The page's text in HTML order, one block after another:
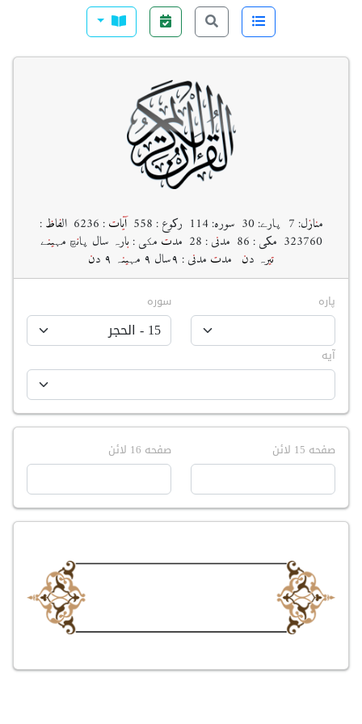
منازل: 7 پارے: 30 سوره: 114 رکوع : 558 آیات : 6236 الفاظ :
323760 مکی : 86 مدنی : 28 مدت مکی : بارہ سال پانچ مہینے
تیرہ دن مدت مدنی : ۹سال ۹ مہینہ ۹ دن
پارہ سورہ
آیه
صفحه 15 لائن صفحه 16 لائن